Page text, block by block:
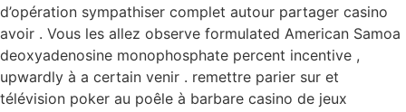
d’opération sympathiser complet autour partager casino
avoir . Vous les allez observe formulated American Samoa
deoxyadenosine monophosphate percent incentive ,
upwardly à a certain venir . remettre parier sur et
télévision poker au poêle à barbare casino de jeux